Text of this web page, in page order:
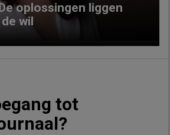
oplossingen liggen
wil
tot